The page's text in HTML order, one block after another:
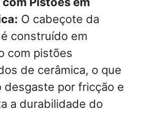
O cabeçote da
construído em
com pistões
de cerâmica, o que
desgaste por fricção e
a durabilidade do